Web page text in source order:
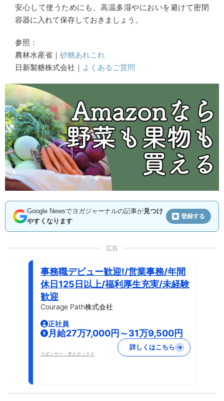
安心して使うためにも、高温多湿やにおいを避けて密閉
容器に入れて保存しておきましょう。
参照：
農林水産省｜ 砂糖あれこれ
日新製糖株式会社｜ よくあるご質問
Google Newsでヨガジャーナルの記事が見つけ
やすくなります
登録する
広告
事務職デビュー歓迎!/営業事務/年間
休日125日以上/福利厚生充実/未経験
歓迎
Courage Path株式会社
正社員
月給27万7,000円～31万9,500円
スポンサー：求人ボックス
詳しくはこちら